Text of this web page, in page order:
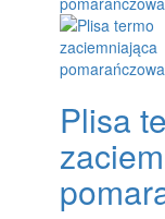
Plisa